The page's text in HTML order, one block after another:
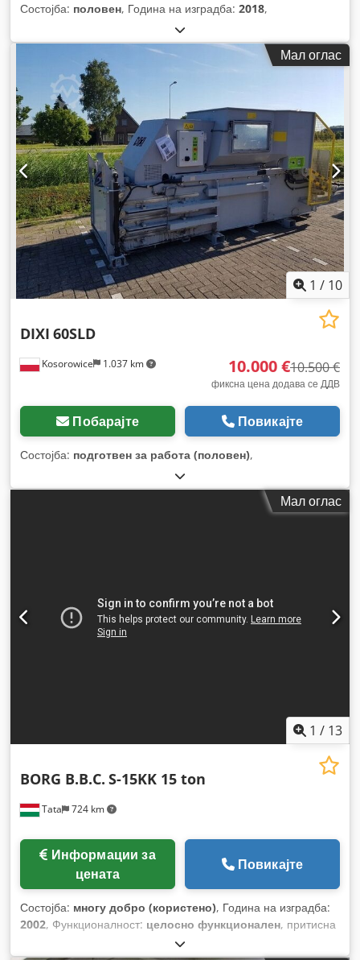
Состојба: половен, Година на изградба: 2018,
Мал оглас
1 / 10
Kosorowice 1.037 km
DIXI 60SLD
10.000 €10.500 €
фиксна цена додава се ДДВ
Побарајте Повикајте
Состојба: подготвен за работа (половен),
Мал оглас
1 / 13
Tata 724 km
BORG B.B.C. S-15KK 15 ton
цената
Повикајте
Состојба: многу добро (користено), Година на изградба:
2002, Функционалност: целосно функционален, притисна
700 мм